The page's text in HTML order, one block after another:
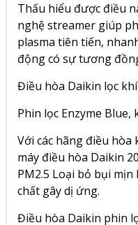
Thấu hiểu được điều
nghệ streamer giúp
plasma tiên tiến,
động có sự tương
Điều hòa Daikin lọc
Phin lọc Enzyme Blue,
Với các hãng điều
máy điều hòa Daikin
PM2.5 Loại bỏ bụi
chất gây dị ứng.
Điều hòa Daikin phin